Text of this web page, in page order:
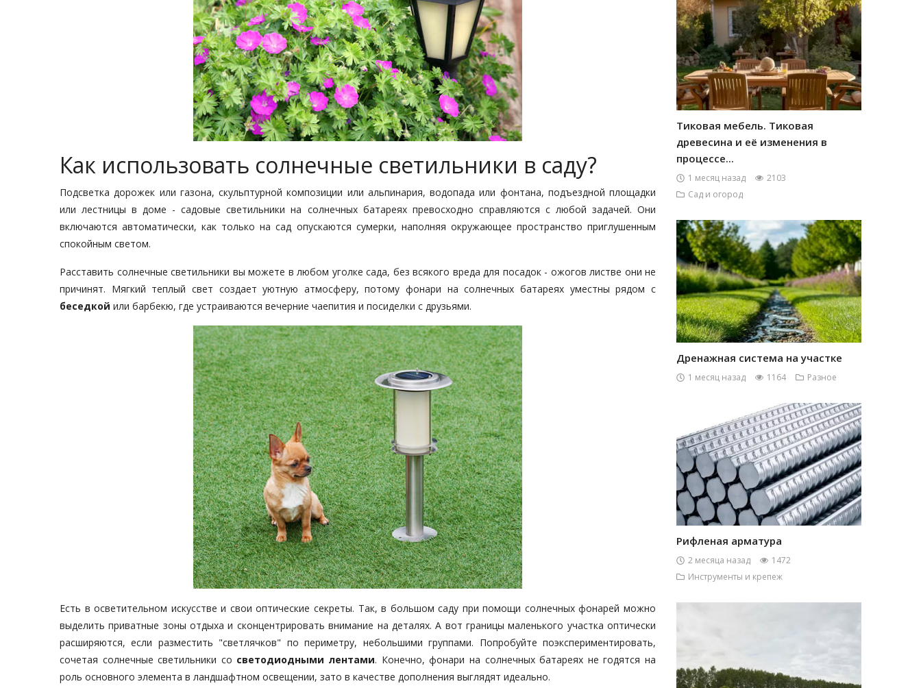
Как использовать солнечные светильники в саду?
Подсветка дорожек или газона, скульптурной композиции или альпинария, водопада или фонтана, подъездной площадки
или лестницы в доме - садовые светильники на солнечных батареях превосходно справляются с любой задачей. Они
включаются автоматически, как только на сад опускаются сумерки, наполняя окружающее пространство приглушенным
спокойным светом.
Расставить солнечные светильники вы можете в любом уголке сада, без всякого вреда для посадок - ожогов листве они не
причинят. Мягкий теплый свет создает уютную атмосферу, потому фонари на солнечных батареях уместны рядом с
беседкой или барбекю, где устраиваются вечерние чаепития и посиделки с друзьями.
Есть в осветительном искусстве и свои оптические секреты. Так, в большом саду при помощи солнечных фонарей можно
выделить приватные зоны отдыха и сконцентрировать внимание на деталях. А вот границы маленького участка оптически
расширяются, если разместить "светлячков" по периметру, небольшими группами. Попробуйте поэкспериментировать,
сочетая солнечные светильники со светодиодными лентами. Конечно, фонари на солнечных батареях не годятся на
роль основного элемента в ландшафтном освещении, зато в качестве дополнения выглядят идеально.
Тиковая мебель. Тиковая
древесина и её изменения в
процессе...
1 месяц назад
2103
Сад и огород
Дренажная система на участке
1 месяц назад 1164 Разное
Рифленая арматура
2 месяца назад
1472
Инструменты и крепеж